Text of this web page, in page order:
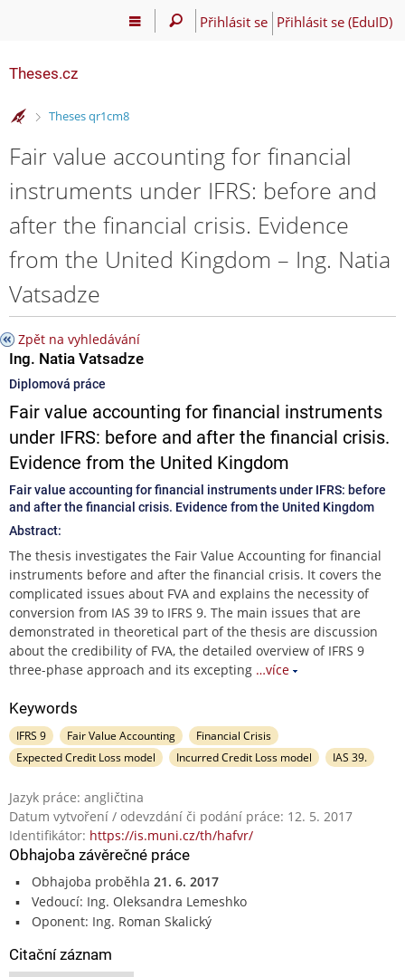
Přihlásit se Přihlásit se (EduID)
Theses.cz
>
Theses qr1cm8
Fair value accounting for financial
instruments under IFRS: before and
after the financial crisis. Evidence
from the United Kingdom – Ing. Natia
Vatsadze
Zpět na vyhledávání
Ing. Natia Vatsadze
Diplomová práce
Fair value accounting for financial instruments
under IFRS: before and after the financial crisis.
Evidence from the United Kingdom
Fair value accounting for financial instruments under IFRS: before
and after the financial crisis. Evidence from the United Kingdom
Abstract:
The thesis investigates the Fair Value Accounting for financial
instruments before and after the financial crisis. It covers the
complicated issues about FVA and explains the necessity of
conversion from IAS 39 to IFRS 9. The main issues that are
demonstrated in theoretical part of the thesis are discussion
about the credibility of FVA, the detailed overview of IFRS 9
three-phase approach and its excepting …více
Keywords
IFRS 9 Fair Value Accounting
Financial Crisis
Expected Credit Loss model
Incurred Credit Loss model IAS 39.
Jazyk práce: angličtina
Datum vytvoření / odevzdání či podání práce: 12. 5. 2017
Identifikátor: https://is.muni.cz/th/hafvr/
Obhajoba závěrečné práce
Obhajoba proběhla 21. 6. 2017
Vedoucí: Ing. Oleksandra Lemeshko
Oponent: Ing. Roman Skalický
Citační záznam